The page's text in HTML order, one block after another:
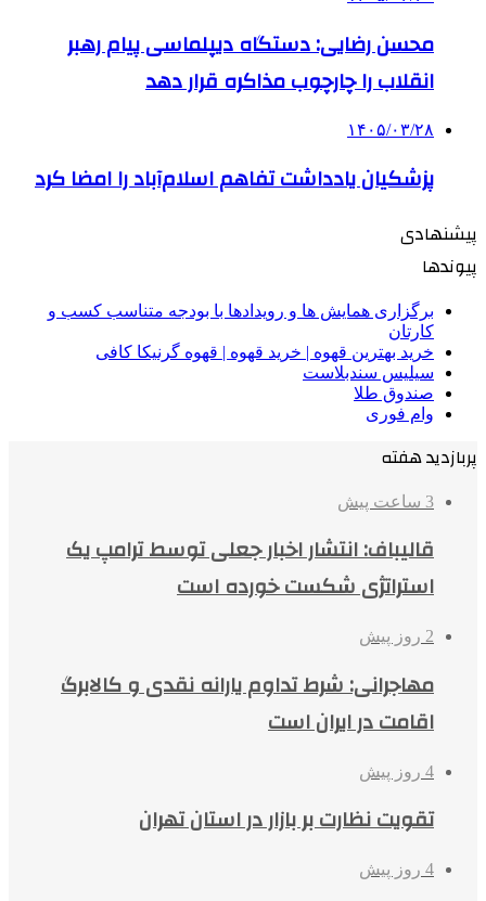
محسن رضایی: دستگاه دیپلماسی پیام رهبر
انقلاب را چارچوب مذاکره قرار دهد
۱۴۰۵/۰۳/۲۸
پزشکیان یادداشت تفاهم اسلام‌آباد را امضا کرد
پیشنهادی
پیوندها
برگزاری همایش ها و رویدادها با بودجه متناسب کسب و
کارتان
خرید بهترین قهوه | خرید قهوه | قهوه گرنیکا کافی
سیلیس سندبلاست
صندوق طلا
وام فوری
پربازدید هفته
3 ساعت پیش
قالیباف: انتشار اخبار جعلی توسط ترامپ یک
استراتژی شکست خورده است
2 روز پیش
مهاجرانی: شرط تداوم یارانه نقدی و کالابرگ
اقامت در ایران است
4 روز پیش
تقویت نظارت بر بازار در استان تهران
4 روز پیش